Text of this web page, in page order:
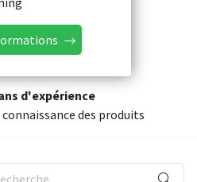
d'expérience
des produits